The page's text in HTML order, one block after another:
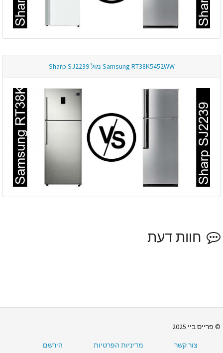
Samsung RT38K5452WW מול Sharp SJ2239
חוות דעת
ביי 2025
צור קשר מדיניות הפרטיות הירשם